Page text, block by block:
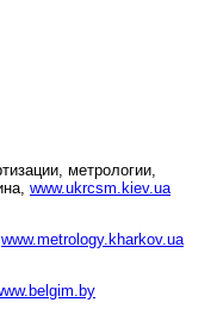
метрологии,
www.ukrcsm.kiev.ua
www.metrology.kharkov.ua